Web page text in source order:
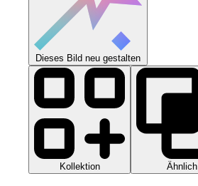
Dieses Bild neu gestalten
Kollektion Ähnlich